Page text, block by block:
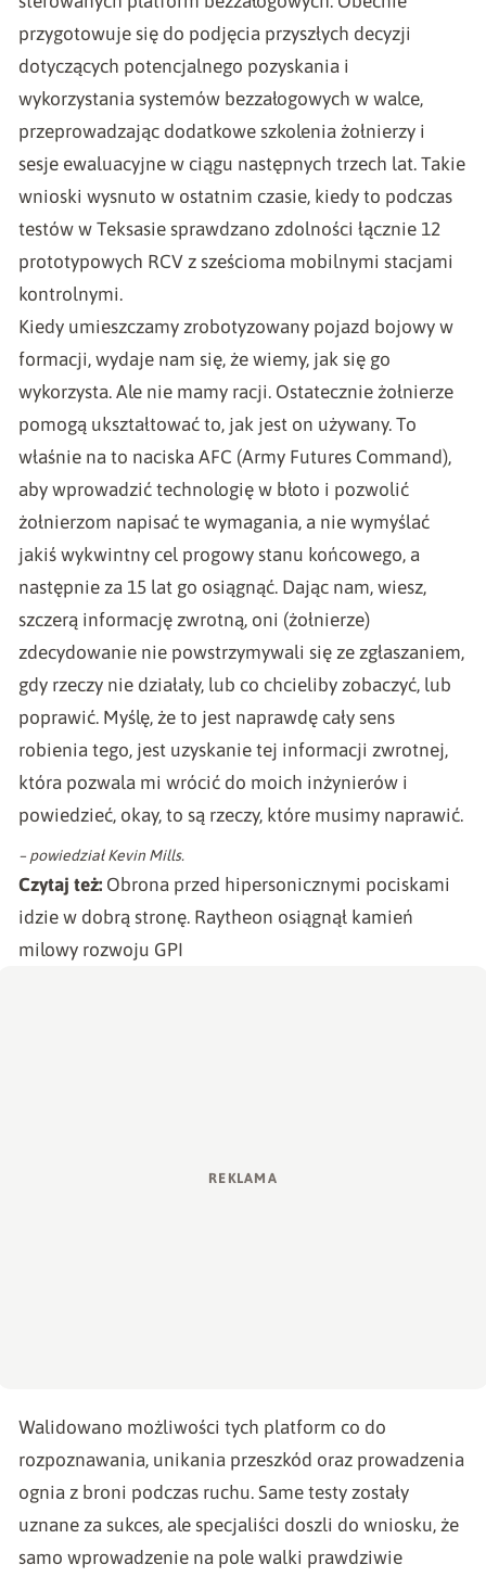
przygotowuje się do podjęcia przyszłych decyzji
dotyczących potencjalnego pozyskania i
wykorzystania systemów bezzałogowych w walce,
przeprowadzając dodatkowe szkolenia żołnierzy i
sesje ewaluacyjne w ciągu następnych trzech lat. Takie
wnioski wysnuto w ostatnim czasie, kiedy to podczas
testów w Teksasie sprawdzano zdolności łącznie 12
prototypowych RCV z sześcioma mobilnymi stacjami
kontrolnymi.
Kiedy umieszczamy zrobotyzowany pojazd bojowy w
formacji, wydaje nam się, że wiemy, jak się go
wykorzysta. Ale nie mamy racji. Ostatecznie żołnierze
pomogą ukształtować to, jak jest on używany. To
właśnie na to naciska AFC (Army Futures Command),
aby wprowadzić technologię w błoto i pozwolić
żołnierzom napisać te wymagania, a nie wymyślać
jakiś wykwintny cel progowy stanu końcowego, a
następnie za 15 lat go osiągnąć. Dając nam, wiesz,
szczerą informację zwrotną, oni (żołnierze)
zdecydowanie nie powstrzymywali się ze zgłaszaniem,
gdy rzeczy nie działały, lub co chcieliby zobaczyć, lub
poprawić. Myślę, że to jest naprawdę cały sens
robienia tego, jest uzyskanie tej informacji zwrotnej,
która pozwala mi wrócić do moich inżynierów i
powiedzieć, okay, to są rzeczy, które musimy naprawić.
– powiedział Kevin Mills.
Czytaj też: Obrona przed hipersonicznymi pociskami
idzie w dobrą stronę. Raytheon osiągnął kamień
milowy rozwoju GPI
Walidowano możliwości tych platform co do
rozpoznawania, unikania przeszkód oraz prowadzenia
ognia z broni podczas ruchu. Same testy zostały
uznane za sukces, ale specjaliści doszli do wniosku, że
samo wprowadzenie na pole walki prawdziwie